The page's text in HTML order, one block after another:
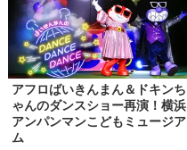
アフロばいきんまん＆ドキンち
ゃんのダンスショー再演！横浜
アンパンマンこどもミュージア
ム